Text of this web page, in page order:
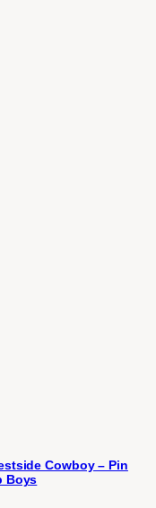
Cowboy – Pin
Boys